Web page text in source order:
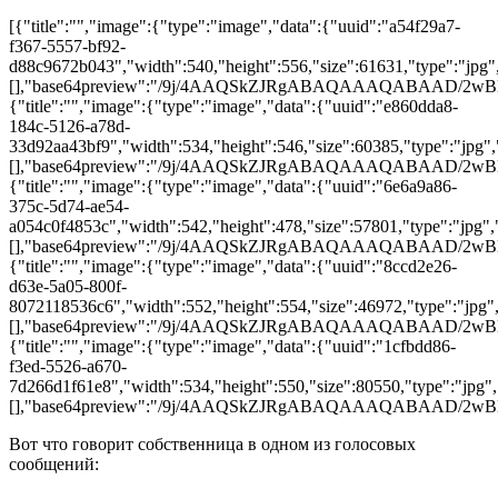
[{"title":"","image":{"type":"image","data":{"uuid":"a54f29a7-
f367-5557-bf92-
[],"base64preview":"/9j/4AAQSkZJRgABAQAAAQABAAD/
{"title":"","image":{"type":"image","data":{"uuid":"e860dda8-
184c-5126-a78d-
[],"base64preview":"/9j/4AAQSkZJRgABAQAAAQABAAD/
{"title":"","image":{"type":"image","data":{"uuid":"6e6a9a86-
375c-5d74-ae54-
[],"base64preview":"/9j/4AAQSkZJRgABAQAAAQABAAD/
{"title":"","image":{"type":"image","data":{"uuid":"8ccd2e26-
d63e-5a05-800f-
[],"base64preview":"/9j/4AAQSkZJRgABAQAAAQABAAD/
{"title":"","image":{"type":"image","data":{"uuid":"1cfbdd86-
f3ed-5526-a670-
[],"base64preview":"/9j/4AAQSkZJRgABAQAAAQABAAD/
Вот что говорит собственница в одном из голосовых
сообщений: